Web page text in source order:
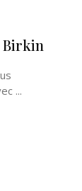
Birkin
...